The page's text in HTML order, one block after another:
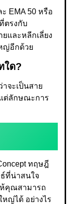
EMA 50 หรือ
ตรงกับ
และหลีกเลี่ยง
ญ่อีกด้วย
ใด?
าจะเป็นสาย
แต่ลักษณะการ
ทฤษฎี
ที่น่าสนใจ
ห้คุณสามารถ
หญ่ได้ อย่างไร